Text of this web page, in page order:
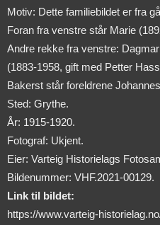
Motiv: Dette familiebildet er fra
Foran fra venstre står Marie
Andre rekke fra venstre:
(1883-1958, gift med Petter
Bakerst står foreldrene
Sted: Grythe.
År: 1915-1920.
Fotograf: Ukjent.
Eier: Varteig Historielags
Bildenummer: VHF.2021-00129.
Link til bildet:
https://www.varteig-